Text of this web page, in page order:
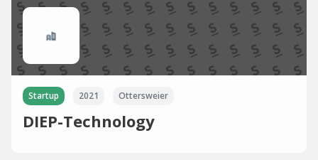
Startup 2021 Ottersweier
DIEP-Technology